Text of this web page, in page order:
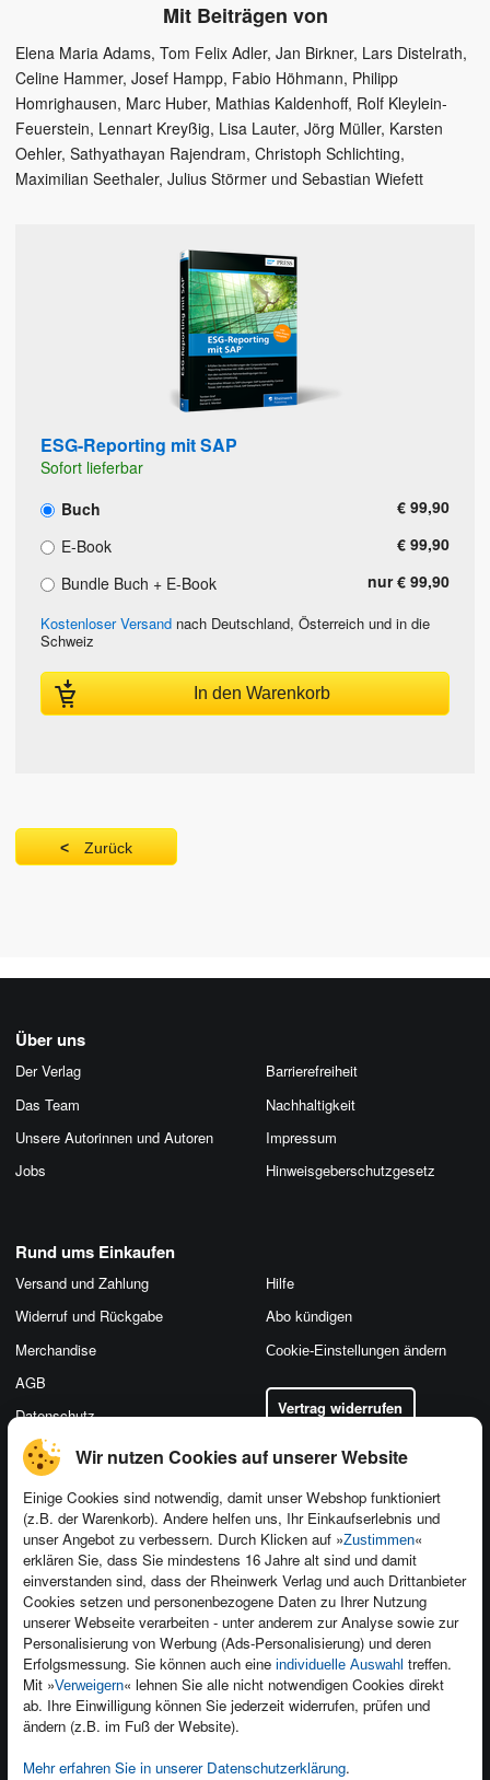
Wir nutzen Cookies auf unserer Website
Einige Cookies sind notwendig, damit unser Webshop funktioniert
(z.B. der Warenkorb). Andere helfen uns, Ihr Einkaufserlebnis und
unser Angebot zu verbessern. Durch Klicken auf »Zustimmen«
erklären Sie, dass Sie mindestens 16 Jahre alt sind und damit
einverstanden sind, dass der Rheinwerk Verlag und auch Drittanbieter
Cookies setzen und personenbezogene Daten zu Ihrer Nutzung
unserer Webseite verarbeiten - unter anderem zur Analyse sowie zur
Personalisierung von Werbung (Ads-Personalisierung) und deren
Erfolgsmessung. Sie können auch eine individuelle Auswahl treffen.
Mit »Verweigern« lehnen Sie alle nicht notwendigen Cookies direkt
ab. Ihre Einwilligung können Sie jederzeit widerrufen, prüfen und
ändern (z.B. im Fuß der Website).
Mehr erfahren Sie in unserer Datenschutzerklärung.
Mit Beiträgen von
Elena Maria Adams, Tom Felix Adler, Jan Birkner, Lars Distelrath,
Celine Hammer, Josef Hampp, Fabio Höhmann, Philipp
Homrighausen, Marc Huber, Mathias Kaldenhoff, Rolf Kleylein-
Feuerstein, Lennart Kreyßig, Lisa Lauter, Jörg Müller, Karsten
Oehler, Sathyathayan Rajendram, Christoph Schlichting,
Maximilian Seethaler, Julius Störmer und Sebastian Wiefett
ESG-Reporting mit SAP
Sofort lieferbar
Buch
€ 99,90
E-Book
€ 99,90
Bundle Buch + E-Book
nur € 99,90
Kostenloser Versand nach Deutschland, Österreich und in die
Schweiz
In den Warenkorb
Zurück
Über uns
Der Verlag
Das Team
Unsere Autorinnen und Autoren
Jobs
Barrierefreiheit
Nachhaltigkeit
Impressum
Hinweis­geber­schutz­gesetz
Kontakt
Newsletter
Für Unternehmen
Presseservice
Dozentenservice
Produktfeedback
Foreign Rights
Ein Buch schreiben
Rund ums Einkaufen
Versand und Zahlung
Widerruf und Rückgabe
Merchandise
AGB
Datenschutz
Hilfe
Abo kündigen
Cookie-Einstellungen ändern
Vertrag widerrufen
Kundenservice